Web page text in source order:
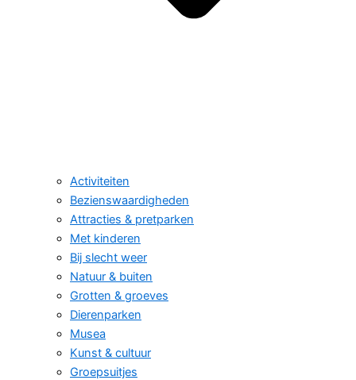
Activiteiten
Bezienswaardigheden
Attracties & pretparken
Met kinderen
Bij slecht weer
Natuur & buiten
Grotten & groeves
Dierenparken
Musea
Kunst & cultuur
Groepsuitjes